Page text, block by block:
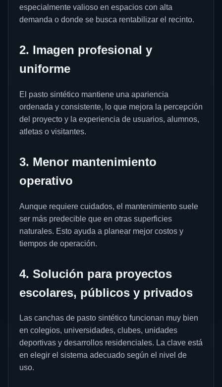
especialmente valioso en espacios con alta
demanda o donde se busca rentabilizar el recinto.
2. Imagen profesional y
uniforme
El pasto sintético mantiene una apariencia
ordenada y consistente, lo que mejora la percepción
del proyecto y la experiencia de usuarios, alumnos,
atletas o visitantes.
3. Menor mantenimiento
operativo
Aunque requiere cuidados, el mantenimiento suele
ser más predecible que en otras superficies
naturales. Esto ayuda a planear mejor costos y
tiempos de operación.
4. Solución para proyectos
escolares, públicos y privados
Las canchas de pasto sintético funcionan muy bien
en colegios, universidades, clubes, unidades
deportivas y desarrollos residenciales. La clave está
en elegir el sistema adecuado según el nivel de
uso.